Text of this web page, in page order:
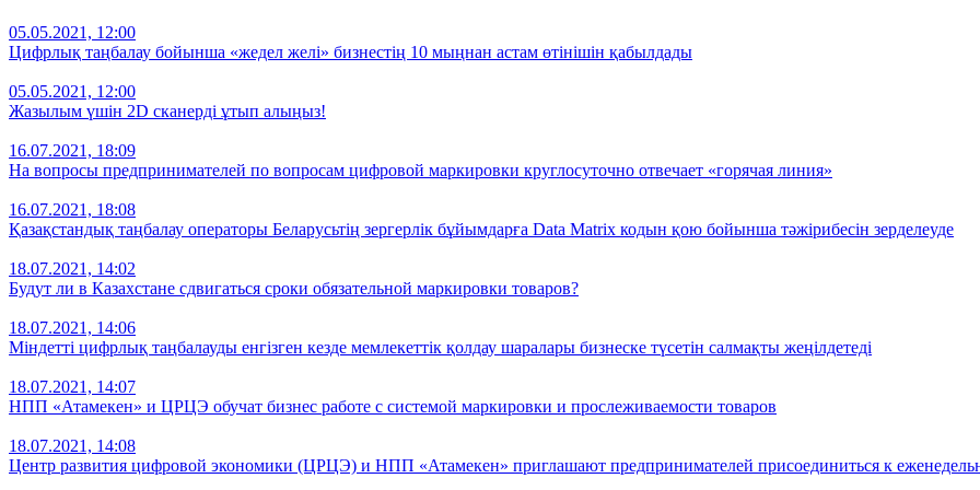
05.05.2021, 12:00
Цифрлық таңбалау бойынша «жедел желі» бизнестің 10 мыңнан астам өтінішін қабылдады
05.05.2021, 12:00
Жазылым үшін 2D сканерді ұтып алыңыз!
16.07.2021, 18:09
На вопросы предпринимателей по вопросам цифровой маркировки круглосуточно отвечает «горячая линия»
16.07.2021, 18:08
Қазақстандық таңбалау операторы Беларусьтің зергерлік бұйымдарға Data Matrix кодын қою бойынша тәжірибесін зерделеуде
18.07.2021, 14:02
Будут ли в Казахстане сдвигаться сроки обязательной маркировки товаров?
18.07.2021, 14:06
Міндетті цифрлық таңбалауды енгізген кезде мемлекеттік қолдау шаралары бизнеске түсетін салмақты жеңілдетеді
18.07.2021, 14:07
НПП «Атамекен» и ЦРЦЭ обучат бизнес работе с системой маркировки и прослеживаемости товаров
18.07.2021, 14:08
Центр развития цифровой экономики (ЦРЦЭ) и НПП «Атамекен» приглашают предпринимателей присоединиться к